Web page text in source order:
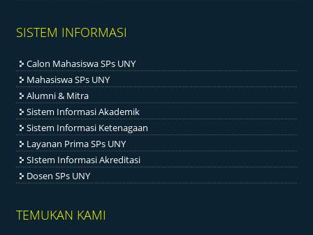
SISTEM INFORMASI
Calon Mahasiswa SPs UNY
Mahasiswa SPs UNY
Alumni & Mitra
Sistem Informasi Akademik
Sistem Informasi Ketenagaan
Layanan Prima SPs UNY
SIstem Informasi Akreditasi
Dosen SPs UNY
TEMUKAN KAMI